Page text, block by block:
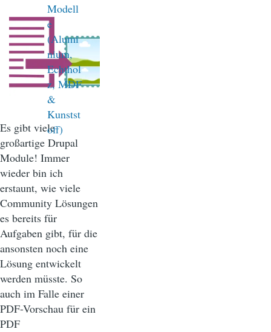
Es gibt viele
großartige Drupal
Module! Immer
wieder bin ich
erstaunt, wie viele
Community Lösungen
es bereits für
Aufgaben gibt, für die
ansonsten noch eine
Lösung entwickelt
werden müsste. So
auch im Falle einer
PDF-Vorschau für ein
PDF